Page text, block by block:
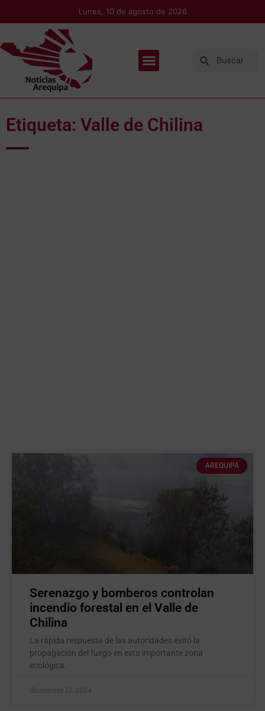
Lunes, 10 de agosto de 2026
Etiqueta: Valle de Chilina
AREQUIPA
Serenazgo y bomberos controlan
incendio forestal en el Valle de
Chilina
La rápida respuesta de las autoridades evitó la
propagación del fuego en esta importante zona
ecológica.
diciembre 12, 2024